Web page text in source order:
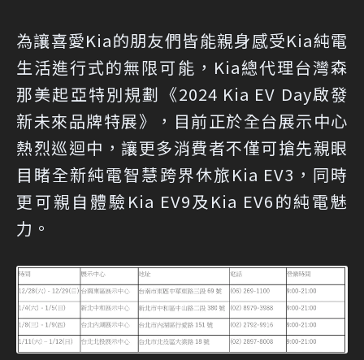
為讓喜愛Kia的朋友們皆能親身感受Kia純電
生活進行式的無限可能，Kia總代理台灣森
那美起亞特別規劃《2024 Kia EV Day啟發
新未來品牌特展》，目前正於全台展示中心
熱烈巡迴中，讓更多消費者不僅可搶先親眼
目睹全新純電智慧跨界休旅Kia EV3，同時
更可親自體驗Kia EV9及Kia EV6的純電魅
力。